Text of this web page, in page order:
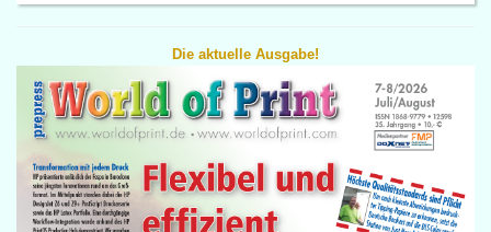
Die aktuelle Ausgabe!